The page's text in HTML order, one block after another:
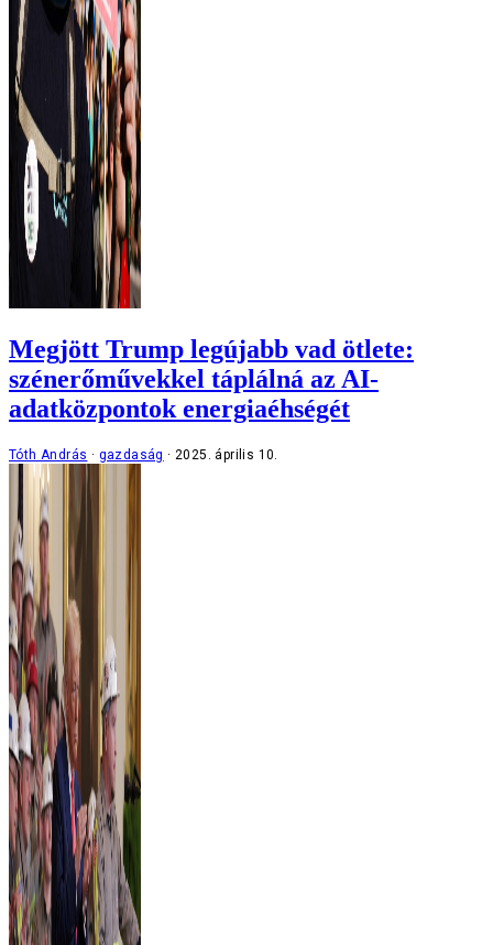
Megjött Trump legújabb vad ötlete:
szénerőművekkel táplálná az AI-
adatközpontok energiaéhségét
Tóth András gazdaság 2025. április 10.